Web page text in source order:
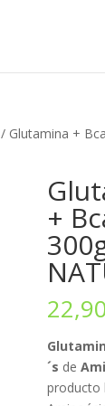
/ Glutamina +
+
´s de
producto